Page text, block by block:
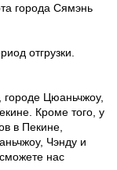
города Сямэнь
отгрузки.
городе Цюаньчжоу,
Кроме того, у
в Пекине,
Чэнду и
нас